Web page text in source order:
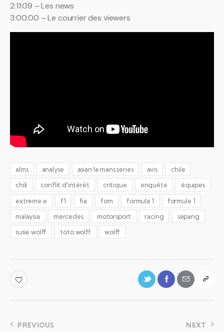
2:11:09 – Les news
3:00:00 – Le courrier des viewers
alms analyse asian le mans series avis
chile
chili
conflit d'intérêt critique enquête
équipes
extreme e
f1 fia fom formula 1
formule 1
malaysia
mercedes motorsport racing
sepang
susie wolff
toto wolff wolff
PREVIOUS NEXT